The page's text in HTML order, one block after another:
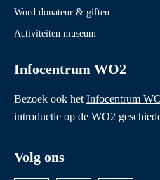
Word donateur & giften
Activiteiten museum
Infocentrum WO2
Bezoek ook het Infocentrum
introductie op de WO2
Volg ons